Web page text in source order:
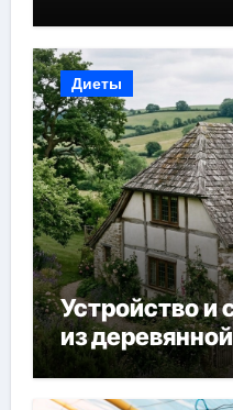
Диеты
Устройство и
из